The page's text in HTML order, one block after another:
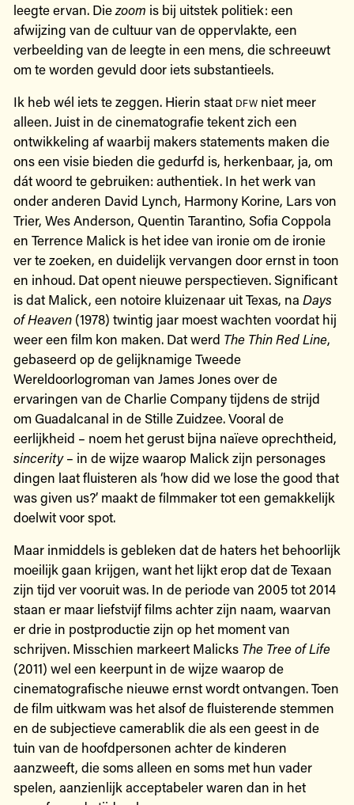
leegte ervan. Diezoom is bij uitstek politiek: een
afwijzing van de cultuur van de oppervlakte, een
verbeelding van de leegte in een mens, die schreeuwt
om te worden gevuld door iets substantieels.
Ik heb wél iets te zeggen. Hierin staat dfwniet meer
alleen. Juist in de cinematografie tekent zich een
ontwikkeling af waarbij makers statements maken die
ons een visie bieden die gedurfd is, herkenbaar, ja, om
dát woord te gebruiken: authentiek. In het werk van
onder anderen David Lynch, Harmony Korine, Lars von
Trier, Wes Anderson, Quentin Tarantino, Sofia Coppola
en Terrence Malick is het idee van ironie om de ironie
ver te zoeken, en duidelijk vervangen door ernst in toon
en inhoud. Dat opent nieuwe perspectieven. Significant
is dat Malick, een notoire kluizenaar uit Texas, na Days
of Heaven(1978) twintig jaar moest wachten voordat hij
weer een film kon maken. Dat werd The Thin Red Line,
gebaseerd op de gelijknamige Tweede
Wereldoorlogroman van James Jones over de
ervaringen van de Charlie Company tijdens de strijd
om Guadalcanal in de Stille Zuidzee. Vooral de
eerlijkheid – noem het gerust bijna naïeve oprechtheid,
sincerity– in de wijze waarop Malick zijn personages
dingen laat fluisteren als ‘how did we lose the good that
was given us?’ maakt de filmmaker tot een gemakkelijk
doelwit voor spot.
Maar inmiddels is gebleken dat de haters het behoorlijk
moeilijk gaan krijgen, want het lijkt erop dat de Texaan
zijn tijd ver vooruit was. In de periode van 2005 tot 2014
staan er maar liefstvijf films achter zijn naam, waarvan
er drie in postproductie zijn op het moment van
schrijven. Misschien markeert Malicks The Tree of Life
(2011) wel een keerpunt in de wijze waarop de
cinematografische nieuwe ernst wordt ontvangen. Toen
de film uitkwam was het alsof de fluisterende stemmen
en de subjectieve camerablik die als een geest in de
tuin van de hoofdpersonen achter de kinderen
aanzweeft, die soms alleen en soms met hun vader
spelen, aanzienlijk acceptabeler waren dan in het